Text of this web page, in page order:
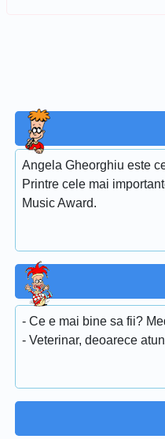
Angela Gheorghiu este
Printre cele mai
Music Award.
- Ce e mai bine sa fii?
- Veterinar, deoarece